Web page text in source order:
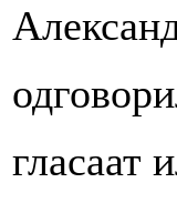
гласаат